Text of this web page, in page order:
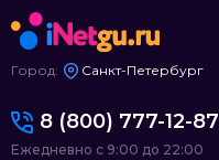
Город: Санкт-Петербург
8 (800) 777-12-87
Ежедневно с 9:00 до 22:00